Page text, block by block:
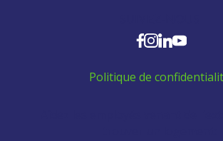
Politique de